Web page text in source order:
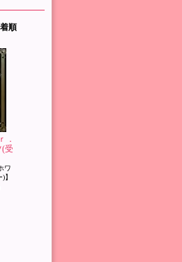
順
．
(受
ワ
】